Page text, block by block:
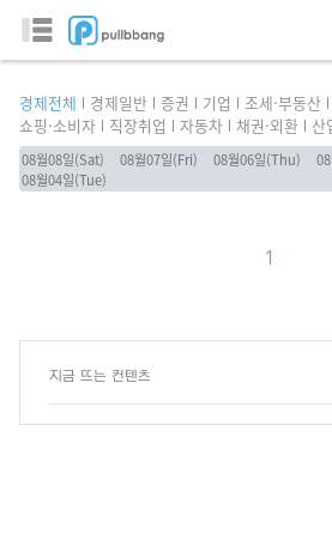
경제전체 경제일반 증권 기업 조세·부동산
쇼핑·소비자
직장취업 자동차 채권·외환 산
08월08일(Sat) 08월07일(Fri) 08월06일(Thu)
08월04일(Tue)
1
지금 뜨는 컨텐츠